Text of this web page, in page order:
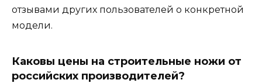
отзывами других пользователей о конкретной
модели.
Каковы цены на строительные ножи от
российских производителей?